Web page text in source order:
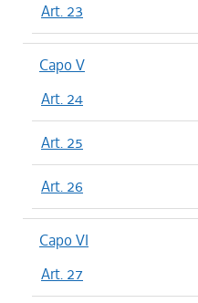
Art. 23
Capo V
Art. 24
Art. 25
Art. 26
Capo VI
Art. 27